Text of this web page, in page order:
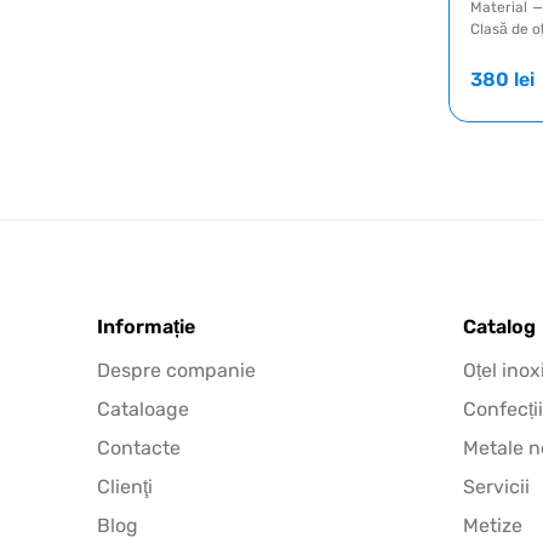
Material —
Clasă de
380 lei
Informație
Despre companie
Cataloage
Contacte
Clienţi
Blog
Catalog
Oțel
Confecții
Metale
Servicii
Metize